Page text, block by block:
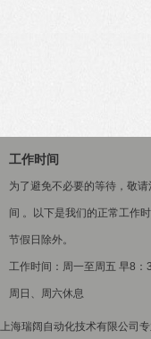
工作时间
为了避免不必要的等待，敬
间 。以下是我们的正常工作
节假日除外。
工作时间：周一至周五 早8：
周日、周六休息
上海瑞阔自动化技术有限公司